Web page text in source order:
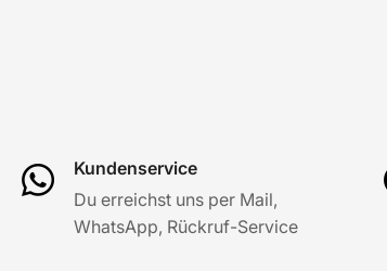
Kundenservice
Du erreichst uns per Mail,
WhatsApp, Rückruf-Service